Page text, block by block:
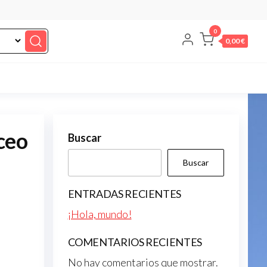
0
0,00 €
Buscar
Buscar
ENTRADAS RECIENTES
¡Hola, mundo!
COMENTARIOS RECIENTES
No hay comentarios que mostrar.